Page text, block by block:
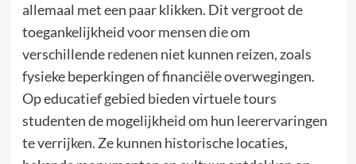
allemaal met een paar klikken. Dit vergroot de
toegankelijkheid voor mensen die om
verschillende redenen niet kunnen reizen, zoals
fysieke beperkingen of financiële overwegingen.
Op educatief gebied bieden virtuele tours
studenten de mogelijkheid om hun leerervaringen
te verrijken. Ze kunnen historische locaties,